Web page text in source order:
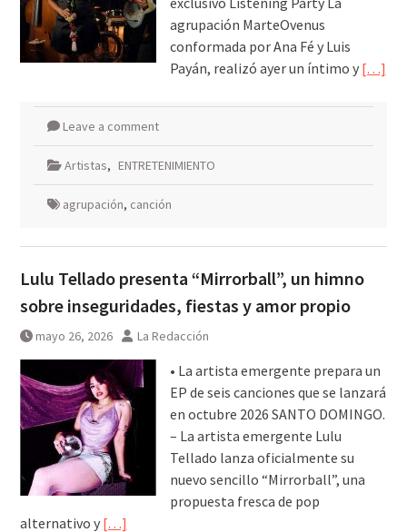
agrupación MarteOvenus
conformada por Ana Fé y Luis
Payán, realizó ayer un íntimo y […]
Leave a comment
Artistas, ENTRETENIMIENTO
agrupación, canción
Lulu Tellado presenta “Mirrorball”, un himno
sobre inseguridades, fiestas y amor propio
mayo 26, 2026 La Redacción
• La artista emergente prepara un
EP de seis canciones que se lanzará
en octubre 2026 SANTO DOMINGO.
– La artista emergente Lulu
Tellado lanza oficialmente su
nuevo sencillo “Mirrorball”, una
propuesta fresca de pop
alternativo y […]